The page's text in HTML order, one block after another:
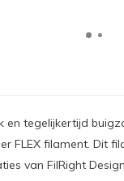
en tegelijkertijd
FLEX filament. Dit
van FilRight